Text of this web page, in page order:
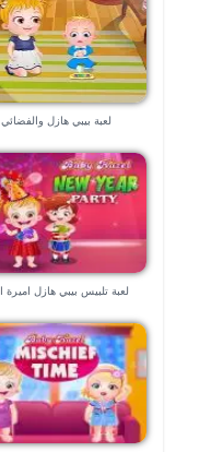
لعبة بيبي هازل والفضائي
لعبة تلبيس بيبي هازل اميرة